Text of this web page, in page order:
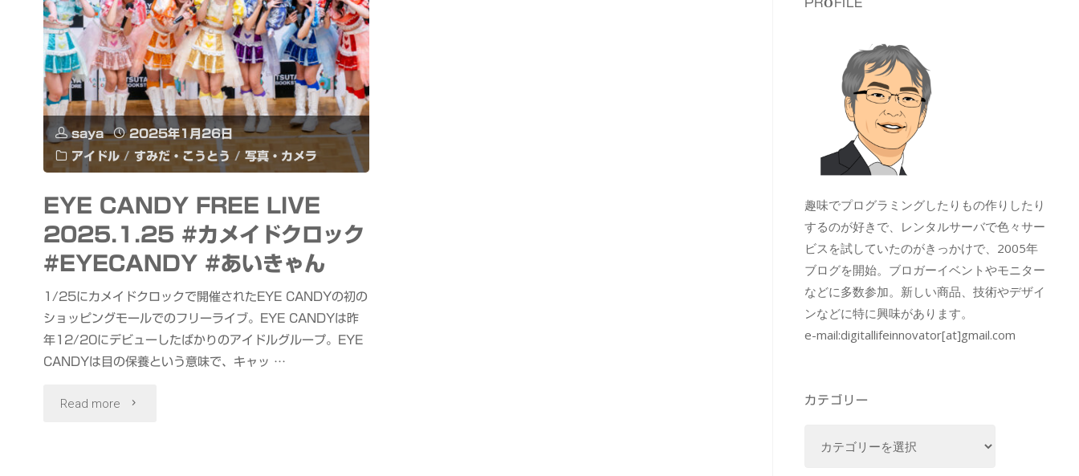
saya
2025年1月26日
アイドル / すみだ・こうとう / 写真・カメラ
EYE CANDY FREE LIVE
2025.1.25 #カメイドクロック
#EYECANDY #あいきゃん
1/25にカメイドクロックで開催されたEYE CANDYの初の
ショッピングモールでのフリーライブ。EYE CANDYは昨
年12/20にデビューしたばかりのアイドルグループ。EYE
CANDYは目の保養という意味で、キャッ …
Read more "EYE
PROFILE
趣味でプログラミングしたりもの作りしたり
するのが好きで、レンタルサーバで色々サー
ビスを試していたのがきっかけで、2005年
ブログを開始。ブロガーイベントやモニター
などに多数参加。新しい商品、技術やデザイ
ンなどに特に興味があります。
e-mail:digitallifeinnovator[at]gmail.com
カテゴリー